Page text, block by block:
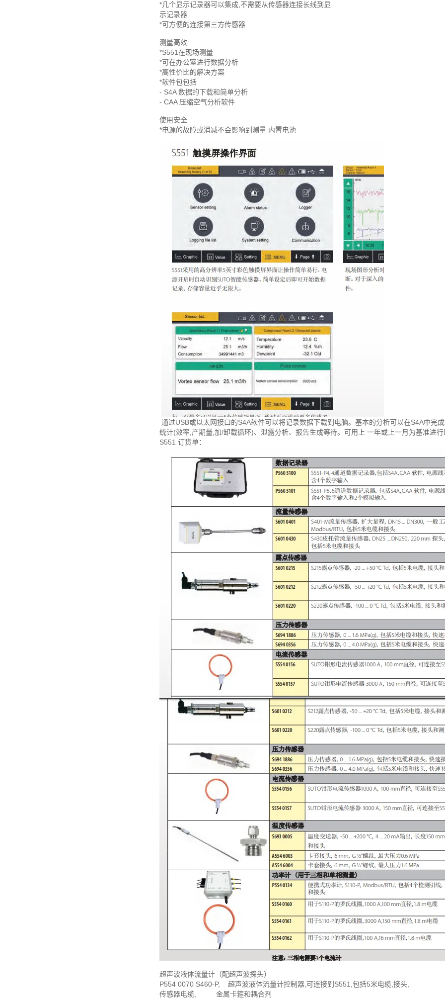
*几个显示记录器可以集成,不需要从传感器连接长线到显
示记录器
*可方便的连接第三方传感器
测量高效
*S551在现场测量
*可在办公室进行数据分析
*高性价比的解决方案
*软件包包括
- S4A 数据的下载和简单分析
- CAA 压缩空气分析软件
使用安全
*电源的故障或消减不会影响到测量:内置电池
通过USB或以太网接口的S4A软件可以将记录数据下载到电脑。基本的分析可以在S4A中完
统计(效率,产期量,加/卸载循环)、泄露分析、报告生成等待。可用上 一年或上一月为基准进行
S551 订货单：
超声波液体流量计（配超声波探头）
P554 0070 S460-P, 超声波液体流量计控制器,可连接到S551,包括5米电缆,接头,
传感器电缆, 金属卡箍和耦合剂